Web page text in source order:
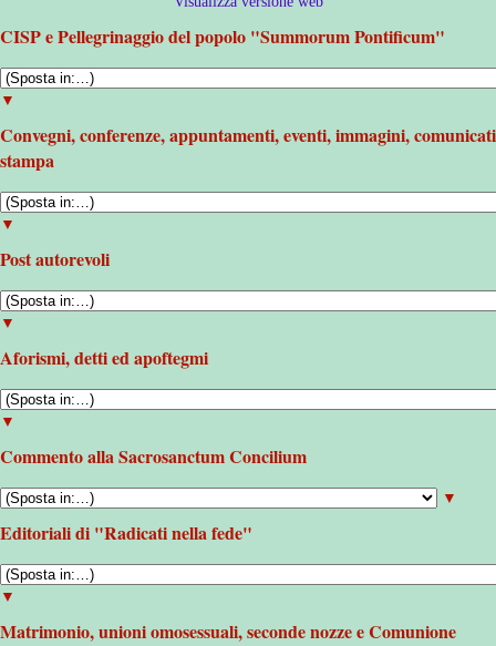
CISP e Pellegrinaggio del popolo "Summorum Pontificum"
▼
Convegni, conferenze, appuntamenti, eventi, immagini, comunicati
stampa
▼
Post autorevoli
▼
Aforismi, detti ed apoftegmi
▼
Commento alla Sacrosanctum Concilium
▼
Editoriali di "Radicati nella fede"
▼
Matrimonio, unioni omosessuali, seconde nozze e Comunione